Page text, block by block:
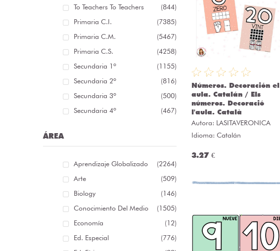
To Teachers To Teachers
(844)
Primaria C.I.
(7385)
Primaria C.M.
(5467)
Primaria C.S.
(4258)
Secundaria 1º
(1155)
Secundaria 2º
(816)
Secundaria 3º
(500)
Secundaria 4º
(467)
ÁREA
Aprendizaje Globalizado
(2264)
Arte
(509)
Biology
(146)
Conocimiento Del Medio
(1505)
Economía
(12)
Ed. Especial
(776)
Números. Decoración el
aula. Catalán / Els
números. Decoració
l'aula. Català
Autora: LASITAVERONICA
Idioma: Catalán
3.27 €